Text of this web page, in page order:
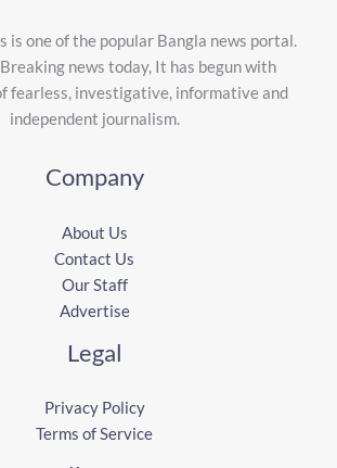
is one of the popular Bangla news portal.
news today, It has begun with
fearless, investigative, informative and
independent journalism.
Company
About Us
Contact Us
Our Staff
Advertise
Legal
Privacy Policy
Terms of Service